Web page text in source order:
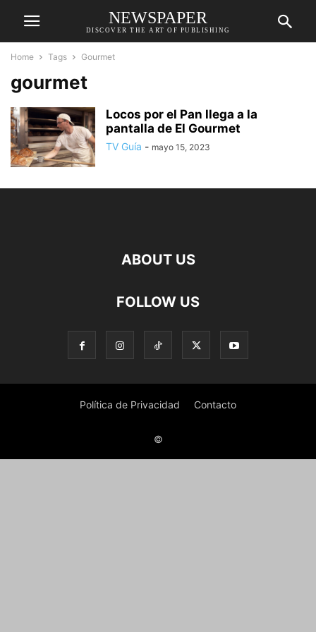
NEWSPAPER
DISCOVER THE ART OF PUBLISHING
Home Tags Gourmet
gourmet
Locos por el Pan llega a la
pantalla de El Gourmet
TV Guía - mayo 15, 2023
ABOUT US
FOLLOW US
Política de Privacidad Contacto
©